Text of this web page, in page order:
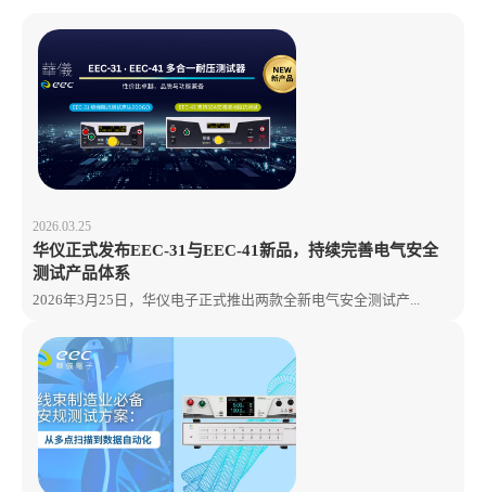
2026.03.25
华仪正式发布EEC-31与EEC-41新品，持续完善电气安全
测试产品体系
2026年3月25日，华仪电子正式推出两款全新电气安全测试产...